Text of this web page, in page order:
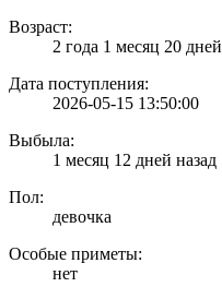
Возраст:
2 года 1 месяц 20 дней
Дата поступления:
2026-05-15 13:50:00
Выбыла:
1 месяц 12 дней назад
Пол:
девочка
Особые приметы:
нет